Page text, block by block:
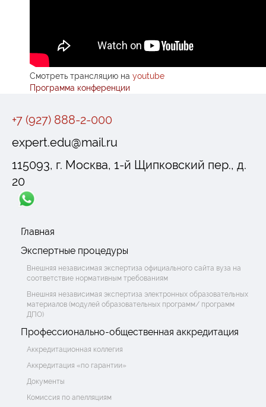
Смотреть трансляцию на youtube
Программа конференции
+7 (927) 888-2-000
expert.edu@mail.ru
115093, г. Москва, 1-й Щипковский пер., д.
20
Главная
Экспертные процедуры
Внешняя независимая экспертиза официального сайта вуза на
соответствие нормативным требованиям
Внешняя независимая экспертиза электронных образовательных
материалов (модулей образовательных программ/ программ
ДПО)
Профессионально-общественная аккредитация
Аккредитационная коллегия
Аккредитация «по гарантии»
Документы
Комиссия по апелляциям